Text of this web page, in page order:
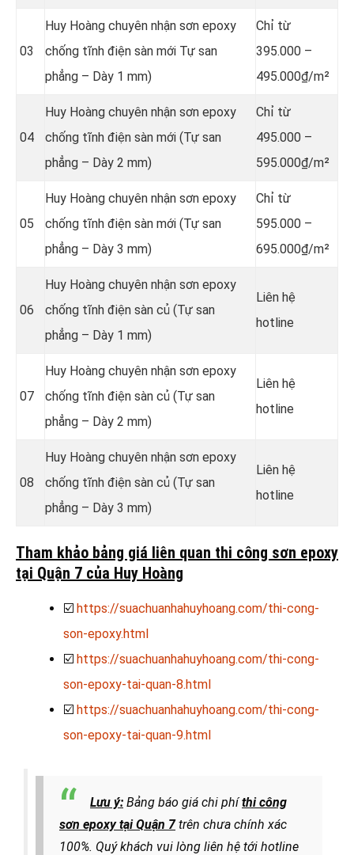
03
Huy Hoàng chuyên nhận sơn epoxy
chống tĩnh điện sàn mới Tự san
phẳng – Dày 1 mm)
Chỉ từ
395.000 –
495.000₫/m²
04
Huy Hoàng chuyên nhận sơn epoxy
chống tĩnh điện sàn mới (Tự san
phẳng – Dày 2 mm)
Chỉ từ
495.000 –
595.000₫/m²
05
Huy Hoàng chuyên nhận sơn epoxy
chống tĩnh điện sàn mới (Tự san
phẳng – Dày 3 mm)
Chỉ từ
595.000 –
695.000₫/m²
06
Huy Hoàng chuyên nhận sơn epoxy
chống tĩnh điện sàn củ (Tự san
phẳng – Dày 1 mm)
Liên hệ
hotline
07
Huy Hoàng chuyên nhận sơn epoxy
chống tĩnh điện sàn củ (Tự san
phẳng – Dày 2 mm)
Liên hệ
hotline
08
Huy Hoàng chuyên nhận sơn epoxy
chống tĩnh điện sàn củ (Tự san
phẳng – Dày 3 mm)
Liên hệ
hotline
Tham khảo bảng giá liên quan thi công sơn epoxy
tại Quận 7 của Huy Hoàng
☑️ https://suachuanhahuyhoang.com/thi-cong-
son-epoxy.html
☑️ https://suachuanhahuyhoang.com/thi-cong-
son-epoxy-tai-quan-8.html
☑️ https://suachuanhahuyhoang.com/thi-cong-
son-epoxy-tai-quan-9.html
Lưu ý: Bảng báo giá chi phíthi công
sơn epoxy tại Quận 7trên chưa chính xác
100%. Quý khách vui lòng liên hệ tới hotline